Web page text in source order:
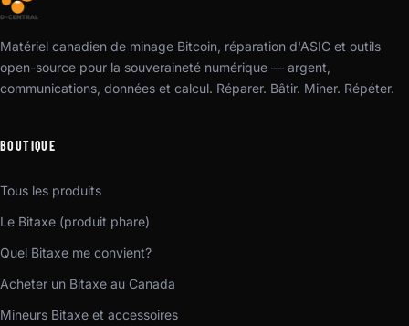
Matériel canadien de minage Bitcoin, réparation d'ASIC et outils
open-source pour la souveraineté numérique — argent,
communications, données et calcul. Réparer. Bâtir. Miner. Répéter.
BOUTIQUE
Tous les produits
Le Bitaxe (produit phare)
Quel Bitaxe me convient?
Acheter un Bitaxe au Canada
Mineurs Bitaxe et accessoires